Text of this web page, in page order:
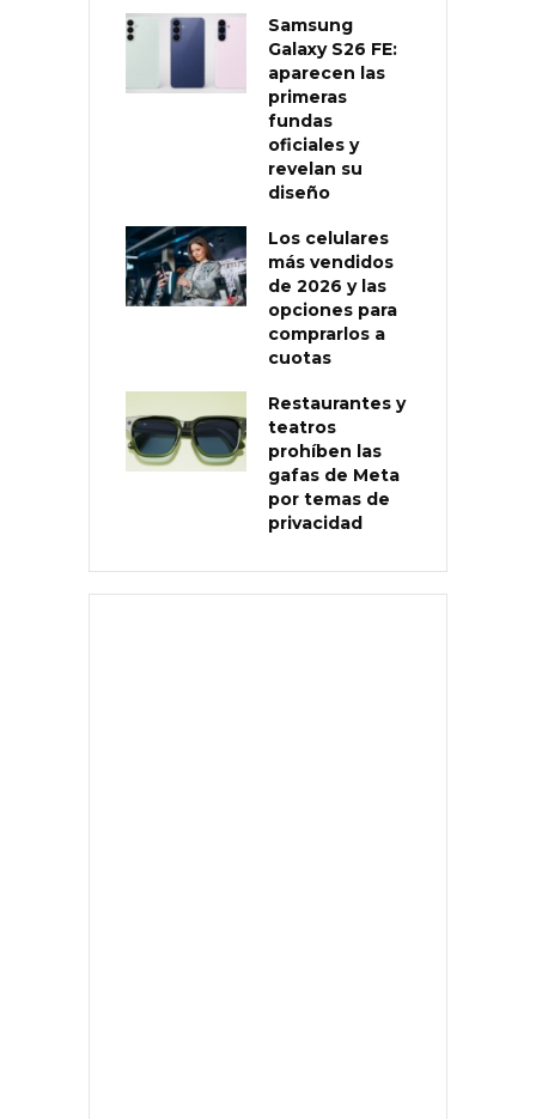
Samsung
Galaxy S26 FE:
aparecen las
primeras
fundas
oficiales y
revelan su
diseño
Los celulares
más vendidos
de 2026 y las
opciones para
comprarlos a
cuotas
Restaurantes y
teatros
prohíben las
gafas de Meta
por temas de
privacidad